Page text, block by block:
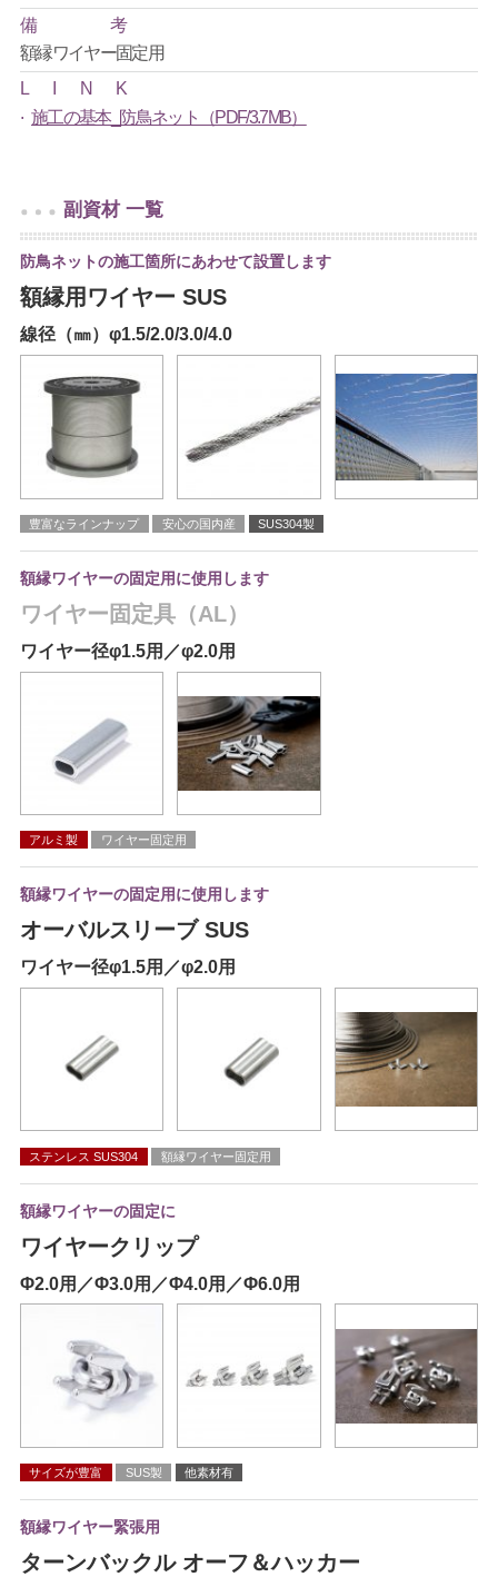
備
考
額縁ワイヤー固定用
L
N
K
施工の基本_防鳥ネット（PDF/3.7MB）
副資材 一覧
防鳥ネットの施工箇所にあわせて設置します
額縁用ワイヤー SUS
線径（㎜）φ1.5/2.0/3.0/4.0
豊富なラインナップ 安心の国内産 SUS304製
額縁ワイヤーの固定用に使用します
ワイヤー固定具（AL）
ワイヤー径φ1.5用／φ2.0用
アルミ製 ワイヤー固定用
額縁ワイヤーの固定用に使用します
オーバルスリーブ SUS
ワイヤー径φ1.5用／φ2.0用
ステンレス SUS304 額縁ワイヤー固定用
額縁ワイヤーの固定に
ワイヤークリップ
Φ2.0用／Φ3.0用／Φ4.0用／Φ6.0用
サイズが豊富 SUS製 他素材有
額縁ワイヤー緊張用
ターンバックル オーフ＆ハッカー